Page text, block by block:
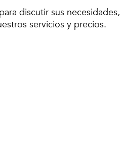
discutir sus necesidades,
servicios y precios.